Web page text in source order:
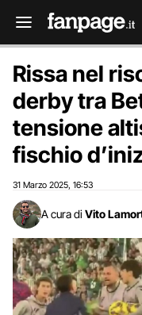
Rissa nel
derby tra
tensione
fischio
31 Marzo 2025 16:53
A cura di Vito